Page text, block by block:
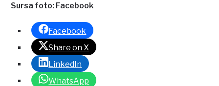
Sursa foto: Facebook
Facebook
Share on X
LinkedIn
WhatsApp